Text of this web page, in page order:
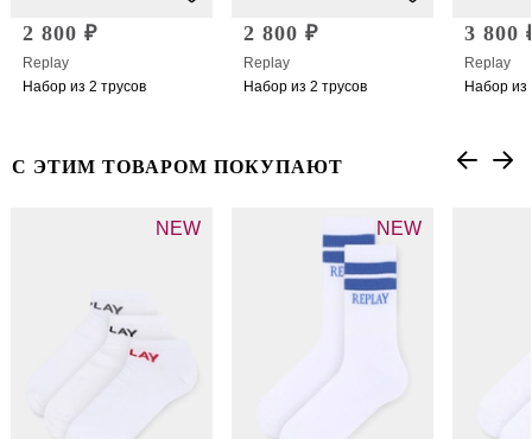
2 800 ₽
Replay
Набор из 2 трусов
2 800 ₽
Replay
Набор из 2 трусов
3 800
Replay
Набор из
С ЭТИМ ТОВАРОМ ПОКУПАЮТ
NEW NEW